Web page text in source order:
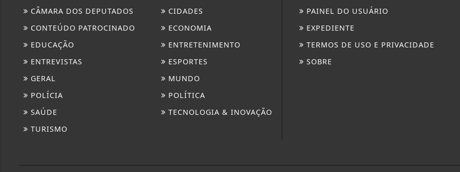
CÂMARA DOS DEPUTADOS
CIDADES
CONTEÚDO PATROCINADO
ECONOMIA
EDUCAÇÃO
ENTRETENIMENTO
ENTREVISTAS
ESPORTES
GERAL
MUNDO
POLÍCIA
POLÍTICA
SAÚDE
TECNOLOGIA & INOVAÇÃO
TURISMO
PAINEL DO USUÁRIO
EXPEDIENTE
TERMOS DE USO E PRIVACIDADE
SOBRE